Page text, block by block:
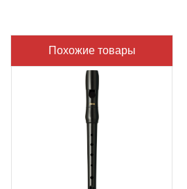
Похожие товары